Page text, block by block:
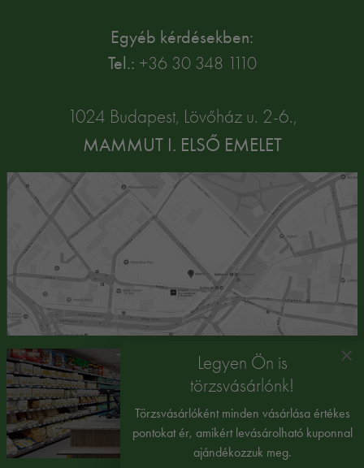
Egyéb kérdésekben:
Tel.: +36 30 348 1110
1024 Budapest, Lövőház u. 2-6.,
MAMMUT I. ELSŐ EMELET
×
Legyen Ön is
törzsvásárlónk!
Törzsvásárlóként minden vásárlása értékes
pontokat ér, amikért levásárolható kuponnal
ajándékozzuk meg.